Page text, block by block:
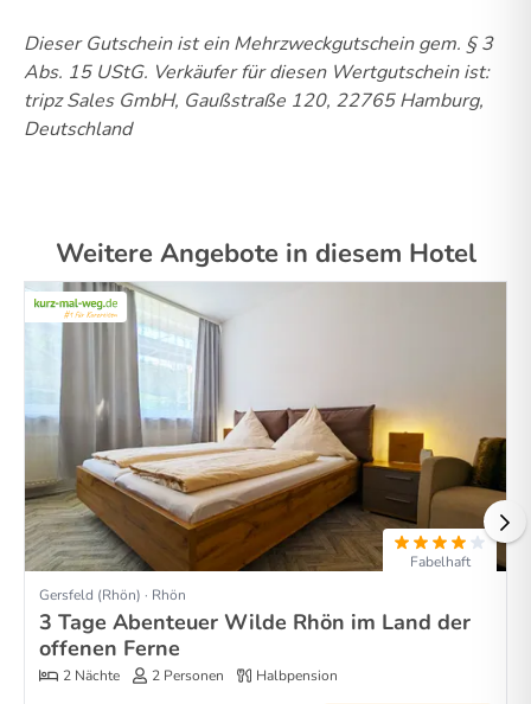
Dieser Gutschein ist ein Mehrzweckgutschein gem. § 3
Abs. 15 UStG. Verkäufer für diesen Wertgutschein ist:
tripz Sales GmbH, Gaußstraße 120, 22765 Hamburg,
Deutschland
Weitere Angebote in diesem Hotel
Fabelhaft
Gersfeld (Rhön) · Rhön
3 Tage Abenteuer Wilde Rhön im Land der
offenen Ferne
2 Nächte 2 Personen Halbpension